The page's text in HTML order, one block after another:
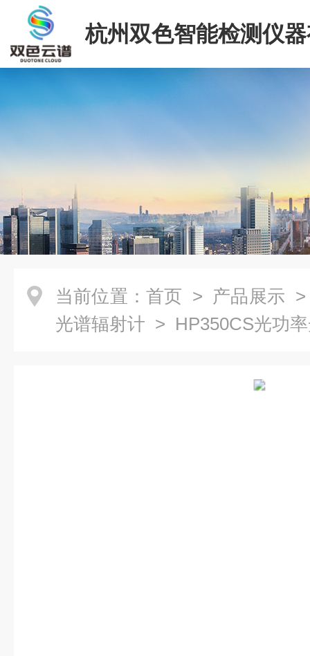
杭州双色智能检测仪
司
当前位置： 首页 > 产品展示
光谱辐射计 > HP350CS光功